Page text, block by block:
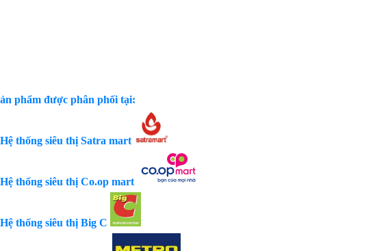
phẩm được phân phối tại:
thống siêu thị Satra mart
thống siêu thị Co.op mart
thống siêu thị Big C